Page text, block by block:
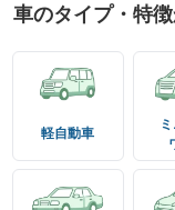
車のタイプ・特
軽自動車